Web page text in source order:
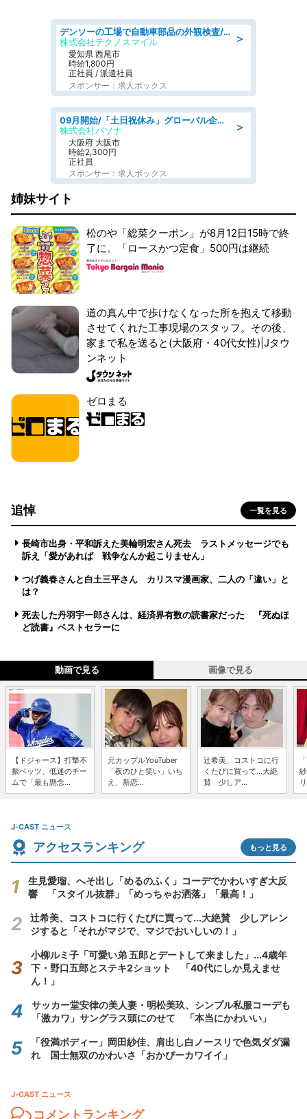
＞
デンソーの工場で自動車部品の外観検査/denso aichi
株式会社テクノスマイル
愛知県 西尾市
時給1,800円
正社員 / 派遣社員
スポンサー：求人ボックス
＞
09月開始/「土日祝休み」グローバル企業での産業保健のお仕事/保健師/高時給/残業なし/服装自由
株式会社パソナ
大阪府 大阪市
時給2,300円
正社員
スポンサー：求人ボックス
姉妹サイト
松のや「総菜クーポン」が8月12日15時で終
了に。「ロースかつ定食」500円は継続
道の真ん中で歩けなくなった所を抱えて移動
させてくれた工事現場のスタッフ。その後、
家まで私を送ると(大阪府・40代女性)|Jタウ
ンネット
ゼロまる
追悼 一覧を見る
長崎市出身・平和訴えた美輪明宏さん死去 ラストメッセージでも
訴え「愛があれば 戦争なんか起こりません」
つげ義春さんと白土三平さん カリスマ漫画家、二人の「違い」と
は？
死去した丹羽宇一郎さんは、経済界有数の読書家だった 『死ぬほ
ど読書』ベストセラーに
動画で見る 画像で見る
【ドジャース】打撃不
振ベッツ、低迷のチー
ムで「最も懸念...
元カップルYouTuber
「夜のひと笑い」いち
え、新恋...
辻希美、コストコに行
くたびに買って...大絶
賛 少しア...
J-CAST ニュース
アクセスランキング もっと見る
生見愛瑠、へそ出し「めるのふく」コーデでかわいすぎ大反
響 「スタイル抜群」「めっちゃお洒落」「最高！」
辻希美、コストコに行くたびに買って...大絶賛 少しアレン
ジすると「それがマジで、マジでおいしいの！」
小柳ルミ子「可愛い弟 五郎とデートして来ました」...4歳年
下・野口五郎とステキ2ショット 「40代にしか見えませ
ん！」
サッカー堂安律の美人妻・明松美玖、シンプル私服コーデも
「激カワ」サングラス頭にのせて 「本当にかわいい」
「役満ボディー」岡田紗佳、肩出し白ノースリで色気ダダ漏
れ 国士無双のかわいさ「おかぴーカワイイ」
J-CAST ニュース
コメントランキング